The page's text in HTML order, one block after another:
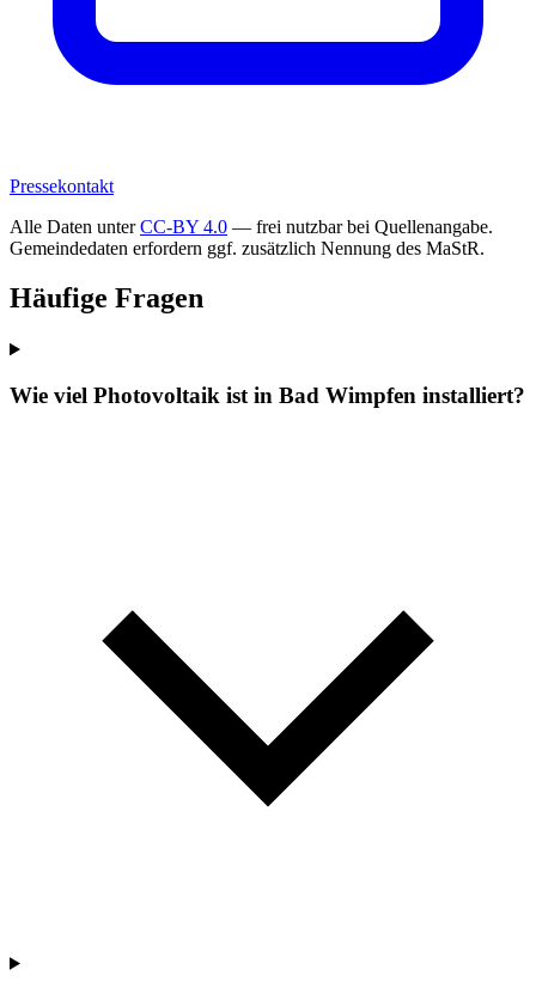
Pressekontakt
Alle Daten unterCC-BY 4.0 — frei nutzbar bei Quellenangabe.
Gemeindedaten erfordern ggf. zusätzlich Nennung des MaStR.
Häufige Fragen
Wie viel Photovoltaik ist in Bad Wimpfen installiert?